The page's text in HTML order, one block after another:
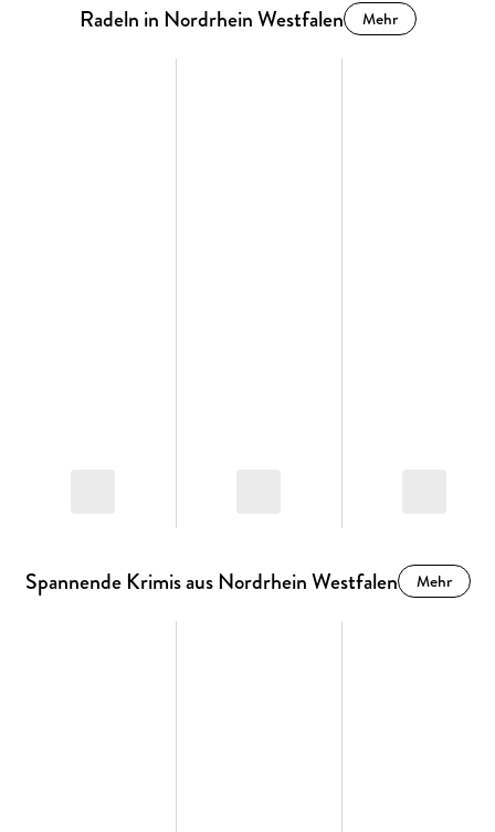
Radeln in Nordrhein Westfalen Mehr
Spannende Krimis aus Nordrhein Westfalen Mehr